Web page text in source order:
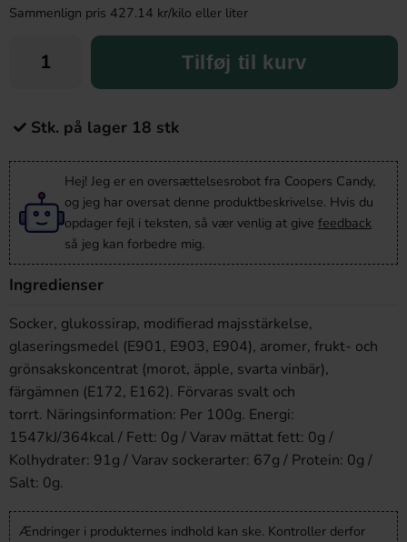
Sammenlign pris 427.14 kr/kilo eller liter
Tilføj til kurv
Stk. på lager 18 stk
Hej! Jeg er en oversættelsesrobot fra Coopers Candy,
og jeg har oversat denne produktbeskrivelse. Hvis du
opdager fejl i teksten, så vær venlig at give feedback
så jeg kan forbedre mig.
Ingredienser
Socker, glukossirap, modifierad majsstärkelse,
glaseringsmedel (E901, E903, E904), aromer, frukt- och
grönsakskoncentrat (morot, äpple, svarta vinbär),
färgämnen (E172, E162). Förvaras svalt och
torrt. Näringsinformation: Per 100g. Energi:
1547kJ/364kcal / Fett: 0g / Varav mättat fett: 0g /
Kolhydrater: 91g / Varav sockerarter: 67g / Protein: 0g /
Salt: 0g.
Ændringer i produkternes indhold kan ske. Kontroller derfor